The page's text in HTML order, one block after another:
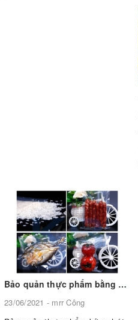
Bảo quản thực phẩm bằng hút chân không có an toàn?
23/06/2021 - mrr Công